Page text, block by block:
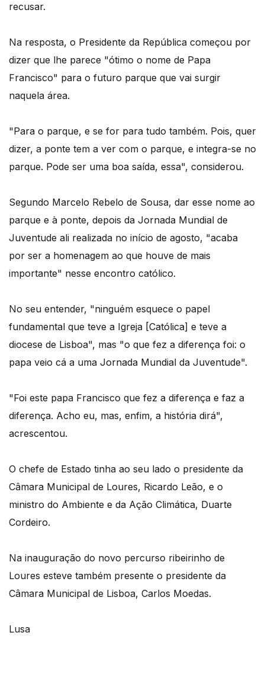
recusar.
Na resposta, o Presidente da República começou por
dizer que lhe parece "ótimo o nome de Papa
Francisco" para o futuro parque que vai surgir
naquela área.
"Para o parque, e se for para tudo também. Pois, quer
dizer, a ponte tem a ver com o parque, e integra-se no
parque. Pode ser uma boa saída, essa", considerou.
Segundo Marcelo Rebelo de Sousa, dar esse nome ao
parque e à ponte, depois da Jornada Mundial de
Juventude ali realizada no início de agosto, "acaba
por ser a homenagem ao que houve de mais
importante" nesse encontro católico.
No seu entender, "ninguém esquece o papel
fundamental que teve a Igreja [Católica] e teve a
diocese de Lisboa", mas "o que fez a diferença foi: o
papa veio cá a uma Jornada Mundial da Juventude".
"Foi este papa Francisco que fez a diferença e faz a
diferença. Acho eu, mas, enfim, a história dirá",
acrescentou.
O chefe de Estado tinha ao seu lado o presidente da
Câmara Municipal de Loures, Ricardo Leão, e o
ministro do Ambiente e da Ação Climática, Duarte
Cordeiro.
Na inauguração do novo percurso ribeirinho de
Loures esteve também presente o presidente da
Câmara Municipal de Lisboa, Carlos Moedas.
Lusa